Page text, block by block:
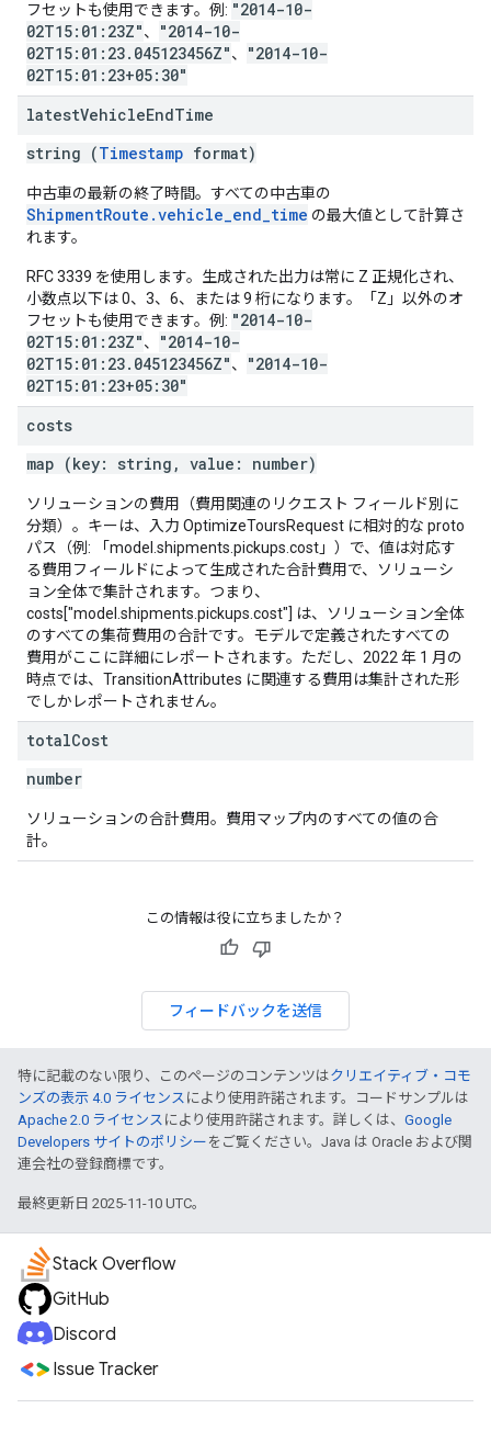
フセットも使用できます。例: "2014-10-
02T15:01:23Z"、
"2014-10-
02T15:01:23.045123456Z"、
"2014-10-
02T15:01:23+05:30"
latestVehicleEndTime
string (Timestamp format)
中古車の最新の終了時間。すべての中古車の
ShipmentRoute.vehicle_end_time の最大値として計算さ
れます。
RFC 3339 を使用します。生成された出力は常に Z 正規化され、
小数点以下は 0、3、6、または 9 桁になります。「Z」以外のオ
フセットも使用できます。例: "2014-10-
02T15:01:23Z"、
"2014-10-
02T15:01:23.045123456Z"、
"2014-10-
02T15:01:23+05:30"
costs
map (key: string, value: number)
ソリューションの費用（費用関連のリクエスト フィールド別に
分類）。キーは、入力 OptimizeToursRequest に相対的な proto
パス（例: 「model.shipments.pickups.cost」）で、値は対応す
る費用フィールドによって生成された合計費用で、ソリューシ
ョン全体で集計されます。つまり、
costs["model.shipments.pickups.cost"] は、ソリューション全体
のすべての集荷費用の合計です。モデルで定義されたすべての
費用がここに詳細にレポートされます。ただし、2022 年 1 月の
時点では、TransitionAttributes に関連する費用は集計された形
でしかレポートされません。
totalCost
number
ソリューションの合計費用。費用マップ内のすべての値の合
計。
この情報は役に立ちましたか？
フィードバックを送信
特に記載のない限り、このページのコンテンツはクリエイティブ・コモ
ンズの表示 4.0 ライセンス により使用許諾されます。コードサンプルは
Apache 2.0 ライセンス により使用許諾されます。詳しくは、 Google
Developers サイトのポリシー をご覧ください。Java は Oracle および関
連会社の登録商標です。
最終更新日 2025-11-10 UTC。
Stack Overflow
GitHub
Discord
Issue Tracker